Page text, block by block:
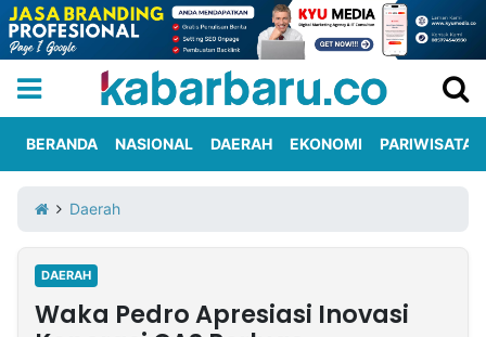
Iklan
Berita
Kami
Nasional
International
Olahraga
Entertainment
Daerah
Pariwisata
Kuliner
Kolom
BERANDA NASIONAL DAERAH EKONOMI PARIWISATA
Daerah
DAERAH
Waka Pedro Apresiasi Inovasi